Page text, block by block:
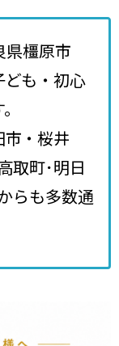
県橿原市
ども・初心
市・桜井
取町･明日
らも多数通